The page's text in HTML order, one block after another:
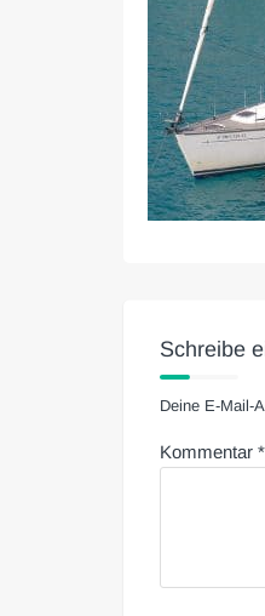
Schreibe
Deine E-Mail-
Kommentar *